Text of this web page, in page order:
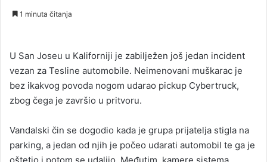
a
n
l
1 minuta čitanja
U San Joseu u Kaliforniji je zabilježen još jedan incident
vezan za Tesline automobile. Neimenovani muškarac je
bez ikakvog povoda nogom udarao pickup Cybertruck,
zbog čega je završio u pritvoru.
Vandalski čin se dogodio kada je grupa prijatelja stigla na
parking, a jedan od njih je počeo udarati automobil te ga je
oštetio i potom se udaljio. Međutim, kamere sistema